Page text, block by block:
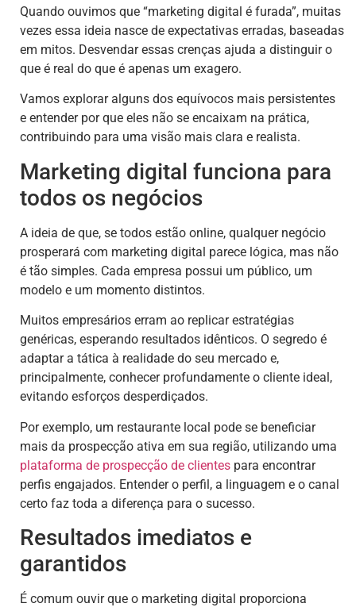
Quando ouvimos que “marketing digital é furada”, muitas
vezes essa ideia nasce de expectativas erradas, baseadas
em mitos. Desvendar essas crenças ajuda a distinguir o
que é real do que é apenas um exagero.
Vamos explorar alguns dos equívocos mais persistentes
e entender por que eles não se encaixam na prática,
contribuindo para uma visão mais clara e realista.
Marketing digital funciona para
todos os negócios
A ideia de que, se todos estão online, qualquer negócio
prosperará com marketing digital parece lógica, mas não
é tão simples. Cada empresa possui um público, um
modelo e um momento distintos.
Muitos empresários erram ao replicar estratégias
genéricas, esperando resultados idênticos. O segredo é
adaptar a tática à realidade do seu mercado e,
principalmente, conhecer profundamente o cliente ideal,
evitando esforços desperdiçados.
Por exemplo, um restaurante local pode se beneficiar
mais da prospecção ativa em sua região, utilizando uma
plataforma de prospecção de clientes para encontrar
perfis engajados. Entender o perfil, a linguagem e o canal
certo faz toda a diferença para o sucesso.
Resultados imediatos e
garantidos
É comum ouvir que o marketing digital proporciona